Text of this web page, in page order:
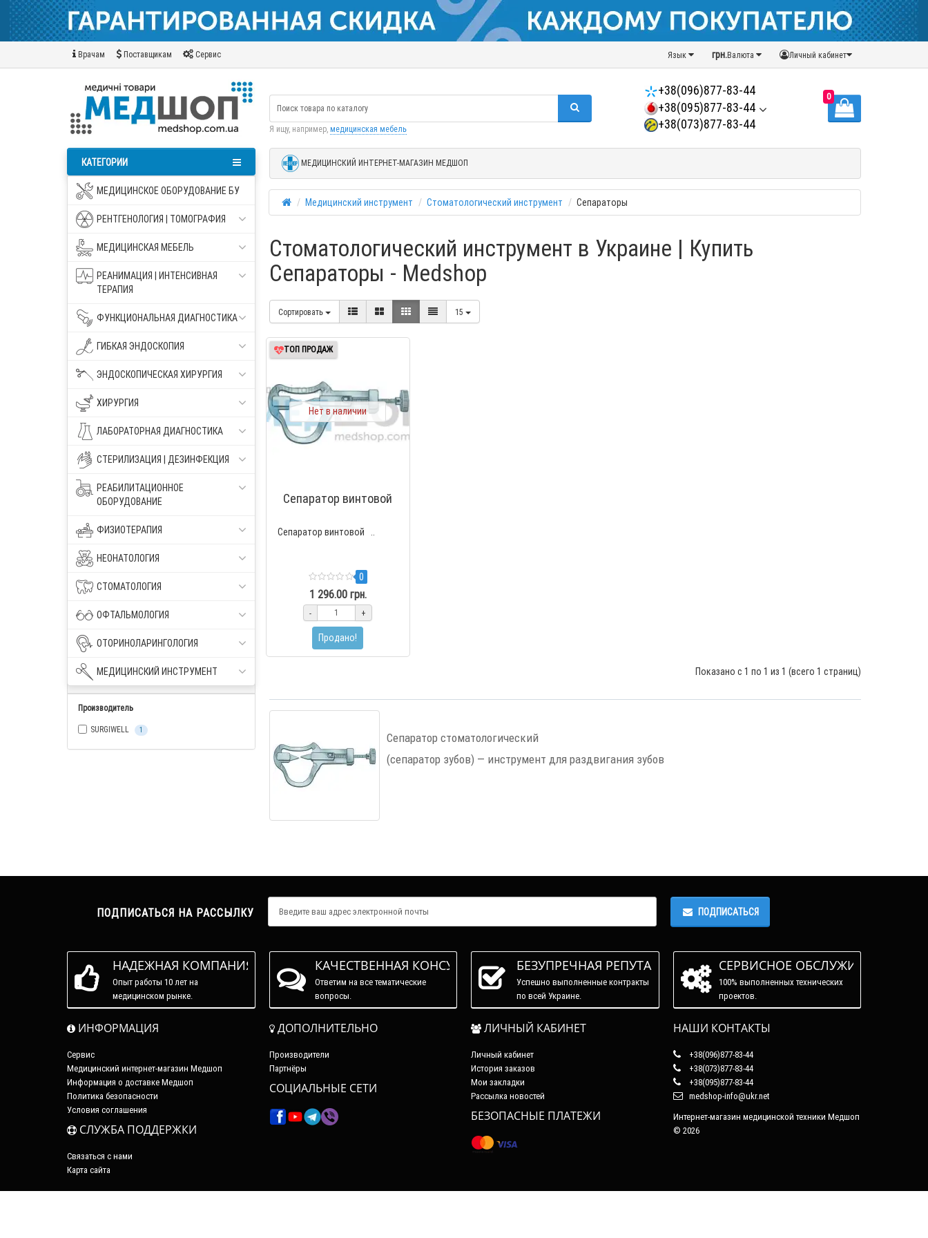
Врачам Поставщикам Сервис Личный кабинет
грн.Валюта
Язык
+38(096)877-83-44
+38(095)877-83-44
+38(073)877-83-44
0
Я ищу, например, медицинская мебель
КАТЕГОРИИ
МЕДИЦИНСКОЕ ОБОРУДОВАНИЕ БУ
РЕНТГЕНОЛОГИЯ | ТОМОГРАФИЯ
МЕДИЦИНСКАЯ МЕБЕЛЬ
РЕАНИМАЦИЯ | ИНТЕНСИВНАЯ
ТЕРАПИЯ
ФУНКЦИОНАЛЬНАЯ ДИАГНОСТИКА
ГИБКАЯ ЭНДОСКОПИЯ
ЭНДОСКОПИЧЕСКАЯ ХИРУРГИЯ
ХИРУРГИЯ
ЛАБОРАТОРНАЯ ДИАГНОСТИКА
СТЕРИЛИЗАЦИЯ | ДЕЗИНФЕКЦИЯ
РЕАБИЛИТАЦИОННОЕ
ОБОРУДОВАНИЕ
ФИЗИОТЕРАПИЯ
НЕОНАТОЛОГИЯ
СТОМАТОЛОГИЯ
ОФТАЛЬМОЛОГИЯ
ОТОРИНОЛАРИНГОЛОГИЯ
МЕДИЦИНСКИЙ ИНСТРУМЕНТ
МЕДИЦИНСКИЙ ИНТЕРНЕТ-МАГАЗИН МЕДШОП
Медицинский инструмент Стоматологический инструмент Сепараторы
Параметры
Производитель
SURGIWELL 1
Стоматологический инструмент в Украине | Купить
Сепараторы - Medshop
Сортировать 15
ТОП ПРОДАЖ
Нет в наличии
Сепаратор винтовой
Сепаратор винтовой ..
0
1 296.00 грн.
- +
Продано!
Показано с 1 по 1 из 1 (всего 1 страниц)
Сепаратор стоматологический
(сепаратор зубов) — инструмент для раздвигания зубов
ПОДПИСАТЬСЯ НА РАССЫЛКУ ПОДПИСАТЬСЯ
НАДЕЖНАЯ КОМПАНИЯ
Опыт работы 10 лет на
медицинском рынке.
КАЧЕСТВЕННАЯ КОНСУЛЬТАЦИЯ
Ответим на все тематические
вопросы.
БЕЗУПРЕЧНАЯ РЕПУТАЦИЯ
Успешно выполненные контракты
по всей Украине.
СЕРВИСНОЕ ОБСЛУЖИВАНИЕ
100% выполненных технических
проектов.
ИНФОРМАЦИЯ
Сервис
Медицинский интернет-магазин Медшоп
Информация о доставке Медшоп
Политика безопасности
Условия соглашения
СЛУЖБА ПОДДЕРЖКИ
Связаться с нами
Карта сайта
ДОПОЛНИТЕЛЬНО
Производители
Партнёры
СОЦИАЛЬНЫЕ СЕТИ
ЛИЧНЫЙ КАБИНЕТ
Личный кабинет
История заказов
Мои закладки
Рассылка новостей
БЕЗОПАСНЫЕ ПЛАТЕЖИ
НАШИ КОНТАКТЫ
+38(096)877-83-44
+38(073)877-83-44
+38(095)877-83-44
medshop-info@ukr.net
Интернет-магазин медицинской техники Медшоп
© 2026